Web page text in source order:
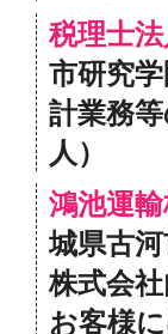
税理士
市研究
計業務
人）
鴻池運
城県古
株式会
お客様